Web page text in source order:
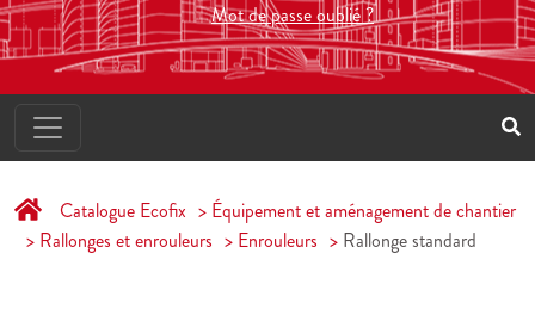
Mot de passe oublié ?
Catalogue Ecofix
Équipement et aménagement de chantier
Rallonges et enrouleurs
Enrouleurs Rallonge standard